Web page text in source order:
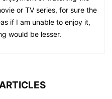
or TV series, for sure the
if I am unable to enjoy it,
would be lesser.